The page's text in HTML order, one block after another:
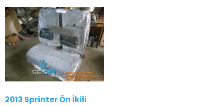
2013 Sprinter Ön İkili